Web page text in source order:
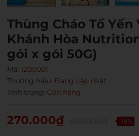
Thùng Cháo Tổ Yến
Khánh Hòa
gói x gói 50G)
Mã: 1200001
Thương hiệu: Đang cập nhật
Tình trạng: Còn hàng
270.000₫ -18%
Mã giảm giá:
Ngày hết hạn: